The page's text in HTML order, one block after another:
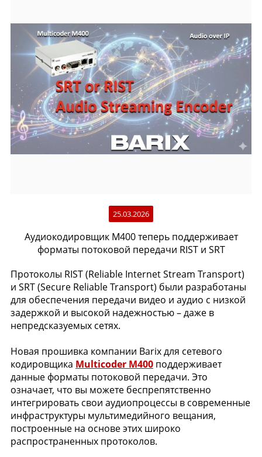
25.03.2026
Аудиокодировщик M400 теперь поддерживает
форматы потоковой передачи RIST и SRT
Протоколы RIST (Reliable Internet Stream Transport)
и SRT (Secure Reliable Transport) были разработаны
для обеспечения передачи видео и аудио с низкой
задержкой и высокой надежностью – даже в
непредсказуемых сетях.
Новая прошивка компании Barix для сетевого
кодировщика Multicoder M400 поддерживает
данные форматы потоковой передачи. Это
означает, что вы можете беспрепятственно
интегрировать свои аудиопроцессы в современные
инфраструктуры мультимедийного вещания,
построенные на основе этих широко
распространенных протоколов.